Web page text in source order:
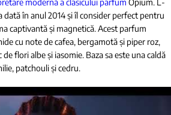
modernă a clasicului parfum Opium. L-
în anul 2014 și îl consider perfect pentru
captivantă și magnetică. Acest parfum
cu note de cafea, bergamotă și piper roz,
flori albe și iasomie. Baza sa este una caldă
patchouli și cedru.